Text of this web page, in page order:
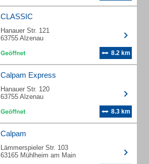
CLASSIC
Hanauer Str. 121
63755 Alzenau
8.2 km
Calpam Express
Hanauer Str. 120
63755 Alzenau
8.3 km
Calpam
Lämmerspieler Str. 103
63165 Mühlheim am Main